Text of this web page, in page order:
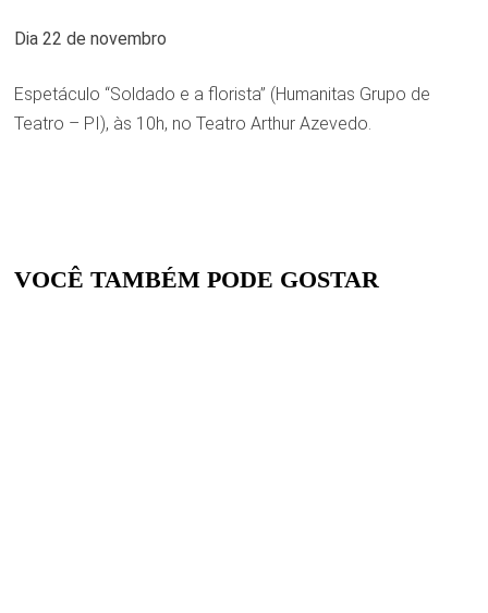
Dia 22 de novembro
Espetáculo “Soldado e a florista” (Humanitas Grupo de
Teatro – PI), às 10h, no Teatro Arthur Azevedo.
VOCÊ TAMBÉM PODE GOSTAR